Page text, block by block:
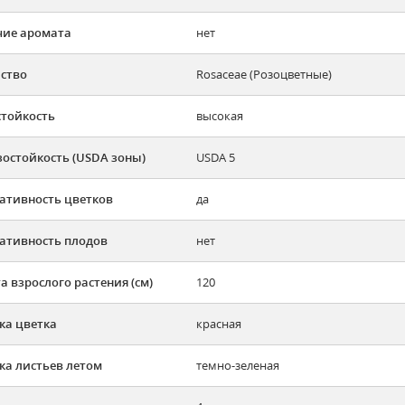
аромата нет
Rosaceae (Розоцветные)
высокая
(USDA зоны) USDA 5
цветков да
плодов нет
взрослого растения (см) 120
цветка красная
листьев летом темно-зеленая